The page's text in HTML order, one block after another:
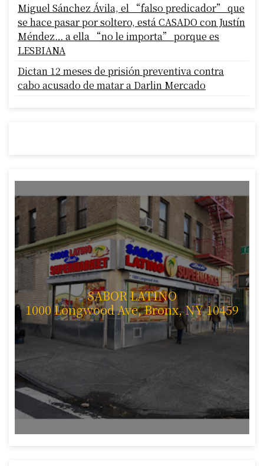
Miguel Sánchez Ávila, el “falso predicador” que
se hace pasar por soltero, está CASADO con Justín
Méndez… a ella “no le importa” porque es
LESBIANA
Dictan 12 meses de prisión preventiva contra
cabo acusado de matar a Darlin Mercado
SABOR LATINO
1000 Longwood Ave, Bronx, NY 10459